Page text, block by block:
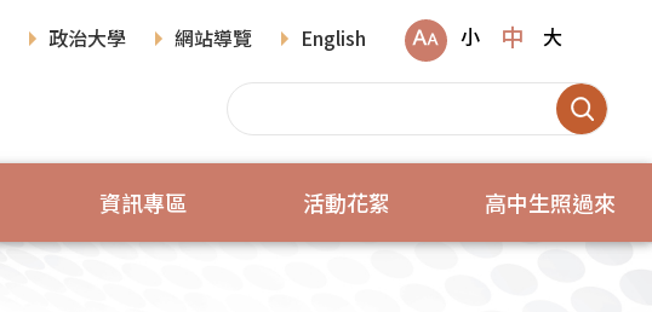
政治大學 網站導覽 English 小 中 大
資訊專區 活動花絮 高中生照過來